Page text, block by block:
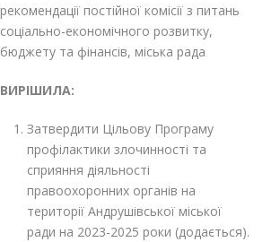
рекомендації постійної комісії з питань
соціально-економічного розвитку,
бюджету та фінансів, міська рада
ВИРІШИЛА:
Затвердити Цільову Програму
профілактики злочинності та
сприяння діяльності
правоохоронних органів на
території Андрушівської міської
ради на 2023-2025 роки (додається).